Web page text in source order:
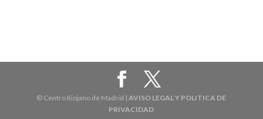
© Centro Riojano de Madrid |AVISO LEGAL Y POLITICA DE
PRIVACIDAD